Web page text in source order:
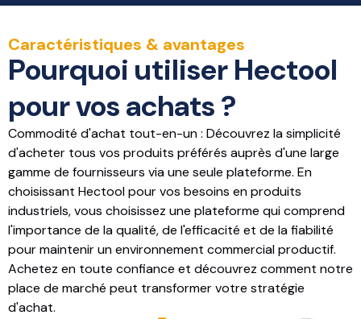
Caractéristiques & avantages
Pourquoi utiliser Hectool
pour vos achats ?
Commodité d'achat tout-en-un : Découvrez la simplicité
d'acheter tous vos produits préférés auprès d'une large
gamme de fournisseurs via une seule plateforme. En
choisissant Hectool pour vos besoins en produits
industriels, vous choisissez une plateforme qui comprend
l'importance de la qualité, de l'efficacité et de la fiabilité
pour maintenir un environnement commercial productif.
Achetez en toute confiance et découvrez comment notre
place de marché peut transformer votre stratégie
d'achat.